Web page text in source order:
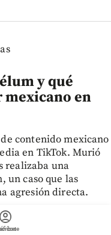
account_circle
y qué
mexicano en
contenido mexicano
en TikTok. Murió
realizaba una
un caso que las
agresión directa.